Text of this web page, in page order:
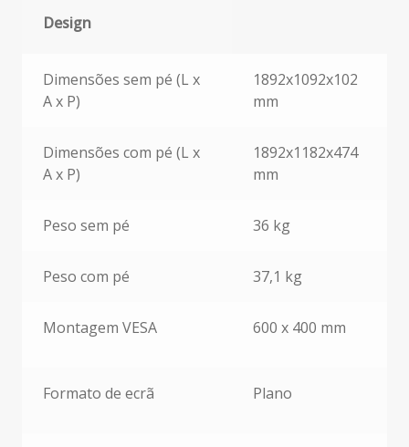
Design
Dimensões sem pé (L x
A x P)
1892x1092x102
mm
Dimensões com pé (L x
A x P)
1892x1182x474
mm
Peso sem pé 36 kg
Peso com pé 37,1 kg
Montagem VESA 600 x 400 mm
Formato de ecrã Plano